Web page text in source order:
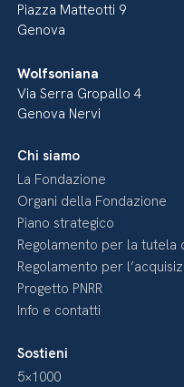
Piazza Matteotti 9
Genova
Wolfsoniana
Via Serra Gropallo 4
Genova Nervi
Chi siamo
La Fondazione
Organi della Fondazione
Piano strategico
Regolamento per la tutela
Regolamento per
Progetto PNRR
Info e contatti
Sostieni
5×1000